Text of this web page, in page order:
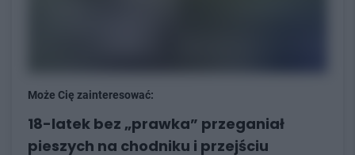
Może Cię zainteresować:
18-latek bez „prawka” przeganiał
pieszych na chodniku i przejściu